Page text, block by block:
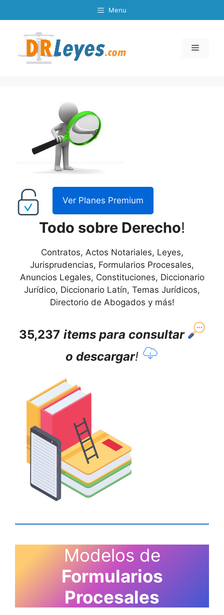
to
Menu
Menu
Ver Planes Premium
Todo sobre Derecho!
Contratos, Actos Notariales, Leyes,
Jurisprudencias, Formularios Procesales,
Anuncios Legales, Constituciones, Diccionario
Jurídico, Diccionario Latín, Temas Jurídicos,
Directorio de Abogados y más!
35,237 items para consultar
o descargar!
Modelos de
Formularios
Procesales